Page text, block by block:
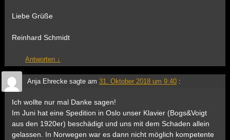
Liebe Grüße
Reinhard Schmidt
Antworten ↓
Anja Ehreckesagte am 31. Oktober 2018 um 9:40 :
Ich wollte nur mal Danke sagen!
Im Juni hat eine Spedition in Oslo unser Klavier (Bogs&Voigt
aus den 1920er) beschädigt und uns mit dem Schaden allein
gelassen. In Norwegen war es dann nicht möglich kompetente